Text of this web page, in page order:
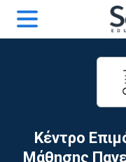
Κέντρο
Μάθησης